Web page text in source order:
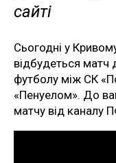
сайті
Сьогодні у
відбудеться матч
футболу між СК
«Пенуелом». До
матчу від каналу